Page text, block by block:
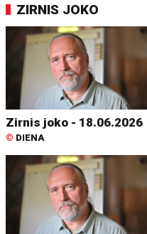
ZIRNIS JOKO
Zirnis joko - 18.06.2026
© DIENA